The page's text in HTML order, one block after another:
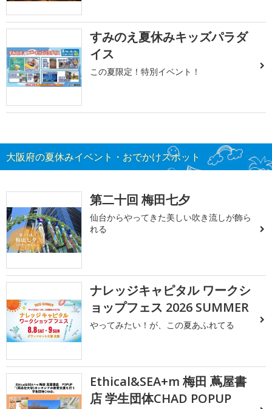
すみのえ夏休みキッズパラダ
イス
この夏限定！特別イベント！
大阪府の夏休みイベント・おでかけスポット
第二十回 梅田七夕
仙台からやってきた美しい吹き流しが飾ら
れる
ナレッジキャピタル ワークシ
ョップフェス 2026 SUMMER
やってみたい！が、この夏あふれてる
Ethical&SEA+m 梅田 蔦屋書
店 学生団体CHAD POPUP